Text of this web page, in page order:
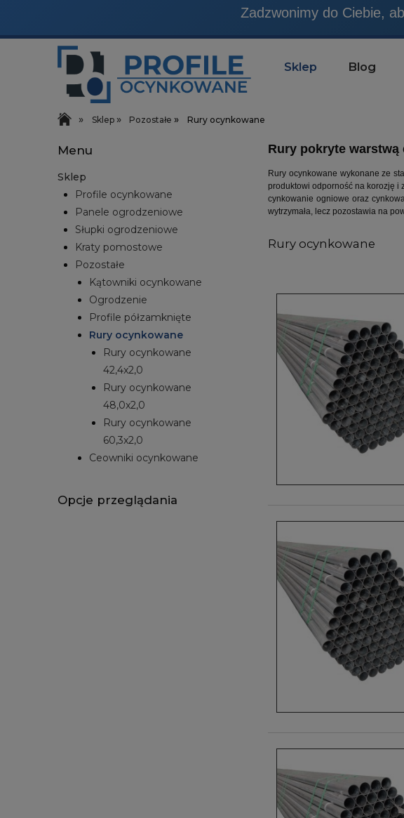
Zadzwonimy do Ciebie,
Produkty, które sprzedajemy NIE SĄ
Sklep Blog
» Sklep » Pozostałe » Rury ocynkowane
Menu
Sklep
Profile ocynkowane
Panele ogrodzeniowe
Słupki ogrodzeniowe
Kraty pomostowe
Pozostałe
Kątowniki ocynkowane
Ogrodzenie
Profile półzamknięte
Rury ocynkowane
Rury ocynkowane
42,4x2,0
Rury ocynkowane
48,0x2,0
Rury ocynkowane
60,3x2,0
Ceowniki ocynkowane
Opcje przeglądania
Rury pokryte warstwą
Rury ocynkowane wykonane ze
produktowi odporność na korozję i
cynkowanie ogniowe oraz
wytrzymała, lecz pozostawia na
Rury ocynkowane